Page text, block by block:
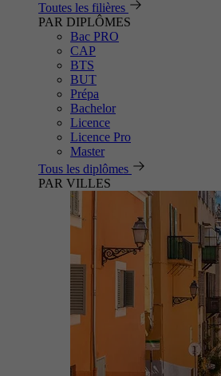
Toutes les filières
PAR DIPLÔMES
Bac PRO
CAP
BTS
BUT
Prépa
Bachelor
Licence
Licence Pro
Master
Tous les diplômes
PAR VILLES